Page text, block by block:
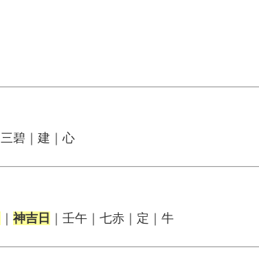
三碧｜建｜心
｜ 神吉日 ｜壬午｜七赤｜定｜牛